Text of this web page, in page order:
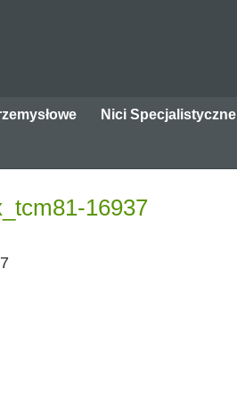
Nici Specjalistyczne
16937